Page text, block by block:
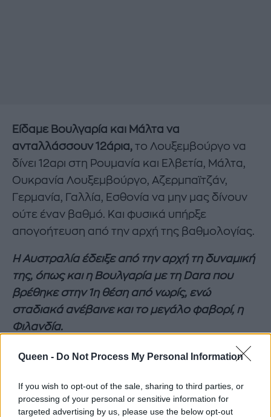
Queen - Do Not Process My Personal Information
If you wish to opt-out of the sale, sharing to third parties, or
processing of your personal or sensitive information for
targeted advertising by us, please use the below opt-out
Είδαμε Βουλγαρία και Μάλτα να
ανταλλάσσουν 12άρια, το Λουξεμβούργο να
δίνει 12αρι στη Ρουμανία και Ελβετία, Μάλτα,
Ουκρανία Λουξεμβούργο, Αζερμπαϊτζάν,
Γερμανία, Γαλλία, Εσθονία να μην μας δίνουν
ούτε έναν βαθμό. Και φυσικά υπήρξε
απογοήτευση από την αρχή της βαθμολογίας.
Η Αυστραλία έδειξε από την αρχή τη δυναμική
της, όπως και η Βουλγαρία με τη Dara που
βρέθηκε στην 1η θέση από νωρίς, ενώ
σταδιακά ανέβαινε και το μεγάλο φαβορί, η
Φιλανδία.
Αναθαρρήσαμε κάπως με το 12αρι της Κύπρου
ψηφοφορίας των επιτροπών, το όνειρο της
νίκης χάθηκε οριστικά.